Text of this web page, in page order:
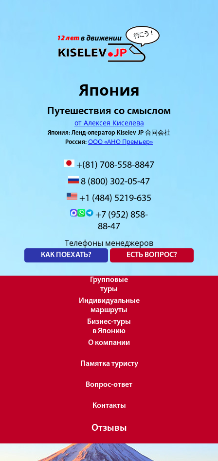
Япония
Путешествия со смыслом
от Алексея Киселева
Япония: Ленд-оператор Kiselev JP 合同会社
Россия: ООО «АНО Премьер»
+(81) 708-558-8847
8 (800) 302-05-47
+1 (484) 5219-635
+7 (952) 858-
88-47
Телефоны менеджеров
КАК ПОЕХАТЬ? ЕСТЬ ВОПРОС?
Групповые
туры
Индивидуальные
маршруты
Бизнес-туры
в Японию
О компании
Памятка туристу
Вопрос-ответ
Контакты
Отзывы